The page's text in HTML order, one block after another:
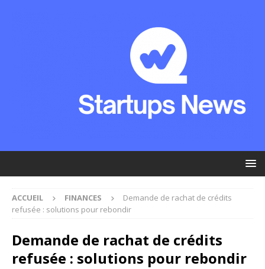
ACCUEIL FINANCES
Demande de rachat de crédits
refusée : solutions pour rebondir
Demande de rachat de crédits
refusée : solutions pour rebondir